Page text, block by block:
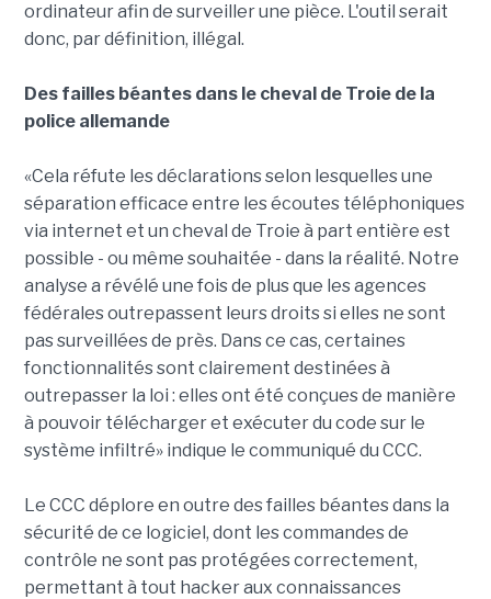
ordinateur afin de surveiller une pièce. L'outil serait
donc, par définition, illégal.
Des failles béantes dans le cheval de Troie de la
police allemande
«Cela réfute les déclarations selon lesquelles une
séparation efficace entre les écoutes téléphoniques
via internet et un cheval de Troie à part entière est
possible - ou même souhaitée - dans la réalité. Notre
analyse a révélé une fois de plus que les agences
fédérales outrepassent leurs droits si elles ne sont
pas surveillées de près. Dans ce cas, certaines
fonctionnalités sont clairement destinées à
outrepasser la loi : elles ont été conçues de manière
à pouvoir télécharger et exécuter du code sur le
système infiltré» indique le communiqué du CCC.
Le CCC déplore en outre des failles béantes dans la
sécurité de ce logiciel, dont les commandes de
contrôle ne sont pas protégées correctement,
permettant à tout hacker aux connaissances